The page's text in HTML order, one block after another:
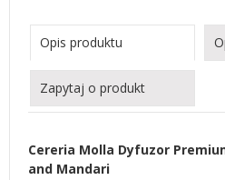
Opis produktu
Zapytaj o produkt
Cereria Molla Dyfuzor
and Mandari